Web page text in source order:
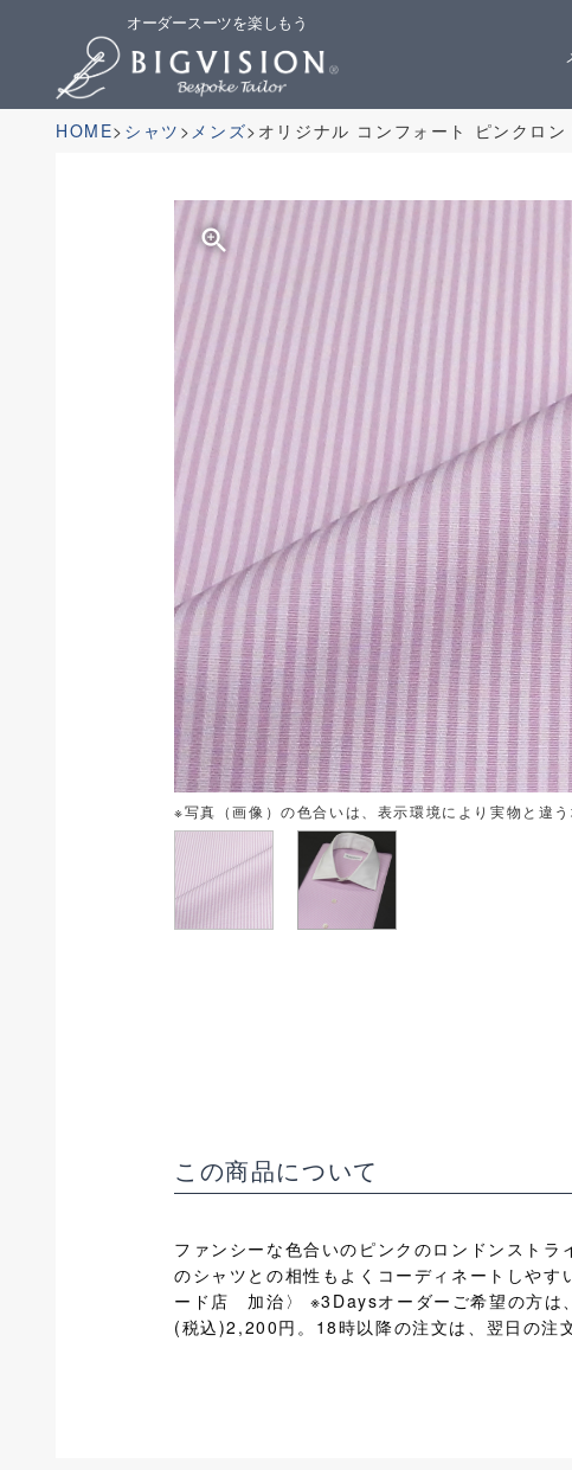
オーダースーツを楽しもう
HOME シャツ メンズ オリジナル コンフォート ピンクロ
zoom_in
※写真（画像）の色合いは、表示環境により実物と違う
この商品について
ファンシーな色合いのピンクのロンドンスト
のシャツとの相性もよくコーディネートしや
ード店 加治〉 ※3Daysオーダーご希望の方は
(税込)2,200円。18時以降の注文は、翌日の注